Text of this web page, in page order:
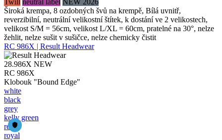
Široká krempa, 8 ozdobných švů na krempě, Bílá uvnitř,
reverzibilní, neutrální velikostní štítek, k dostání ve 2 velikostech,
velikost S/M = 56cm, velikost L/XL = 60cm, pratelné na 30°, nelze
žehlit, nelze sušit v sušičce, nelze chemicky čistit
RC 986X | Result Headwear
28.986X NEW
RC 986X
Klobouk "Bound Edge"
white
black
grey
kelly green
red
royal